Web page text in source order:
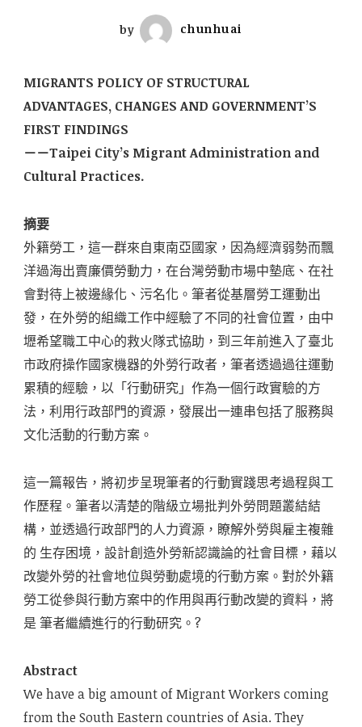
by chunhuai
MIGRANTS POLICY OF STRUCTURAL
ADVANTAGES, CHANGES AND GOVERNMENT’S
FIRST FINDINGS
－－Taipei City’s Migrant Administration and
Cultural Practices.
摘要
外籍勞工，這一群來自東南亞國家，因為經濟弱勢而飄
洋過海出賣廉價勞動力，在台灣勞動市場中墊底、在社
會對待上被邊緣化、污名化。筆者從基層勞工運動出
發，在外勞的組織工作中經驗了不同的社會位置，由中
壢希望職工中心的救火隊式協助，到三年前進入了臺北
市政府操作國家機器的外勞行政者，筆者透過過往運動
累積的經驗，以「行動研究」作為一個行政實驗的方
法，利用行政部門的資源，發展出一連串包括了服務與
文化活動的行動方案。
這一篇報告，將初步呈現筆者的行動實踐思考過程與工
作歷程。筆者以清楚的階級立場批判外勞問題叢結結
構，並透過行政部門的人力資源，瞭解外勞與雇主複雜
的 生存困境，設計創造外勞新認識論的社會目標，藉以
改變外勞的社會地位與勞動處境的行動方案。對於外籍
勞工從參與行動方案中的作用與再行動改變的資料，將
是 筆者繼續進行的行動研究。?
Abstract
We have a big amount of Migrant Workers coming
from the South Eastern countries of Asia. They